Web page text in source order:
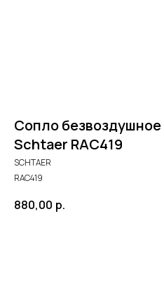
Сопло
Schtaer RAC419
SCHTAER
RAC419
880,00 р.